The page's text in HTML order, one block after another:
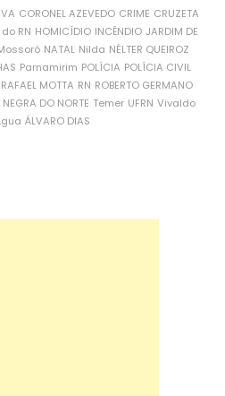
CORONEL AZEVEDO CRIME CRUZETA
RN HOMICÍDIO INCÊNDIO JARDIM DE
NATAL Nilda NÉLTER QUEIROZ
Parnamirim POLÍCIA POLÍCIA CIVIL
RAFAEL MOTTA RN ROBERTO GERMANO
NEGRA DO NORTE Temer UFRN Vivaldo
ÁLVARO DIAS